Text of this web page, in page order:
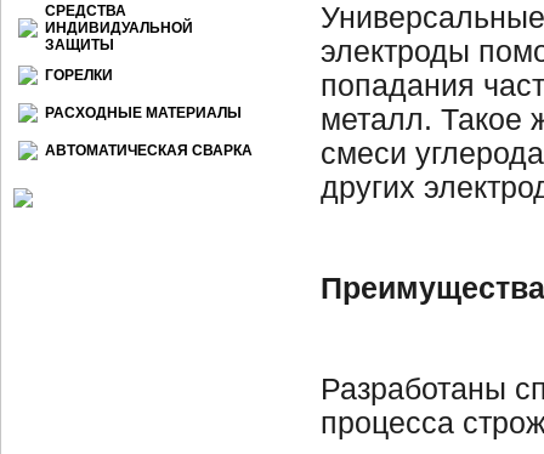
СРЕДСТВА
ИНДИВИДУАЛЬНОЙ
ЗАЩИТЫ
ГОРЕЛКИ
РАСХОДНЫЕ МАТЕРИАЛЫ
АВТОМАТИЧЕСКАЯ СВАРКА
электроды
попадания
металл. Такое
смеси
других
Преимущества
Разработаны
процесса